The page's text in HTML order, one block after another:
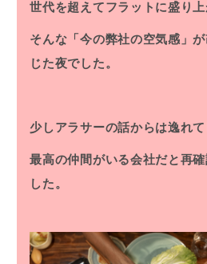
世代を超えてフラットに盛り上
そんな「今の弊社の空気感」
じた夜でした。
少しアラサーの話からは逸れて
最高の仲間がいる会社だと再
した。